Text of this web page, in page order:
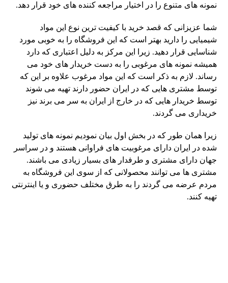
نمونه های متنوع را در اختیار مراجعه کننده های خود قرار دهد.
شما عزیزانی که قصد خرید با کیفیت ترین نوع این مواد
شیمیایی را دارید بهتر است که این فروشگاه را به خوبی مورد
شناسایی قرار دهید. زیرا این مرکز به دلیل اعتباری که دارد
همیشه نمونه های مرغوبی را به دست خریدار های خود می
رساند. لازم به ذکر است که این مواد مرغوب علاوه بر این که
توسط مشتری هایی که در ایران حضور دارند تهیه می شوند
توسط خریدار هایی که در خارج از ایران به سر می برند نیز
خریداری می گردند.
زیرا همان طور که در بخش اول بیان نمودیم نمونه های تولید
شده در ایران دارای مرغوبیت های فراوانی هستند و در سراسر
جهان دارای مشتری و طرفدار های بسیار زیادی می باشند.
مشتری ها می توانند محصولانی که از سوی این فروشگاه به
مردم عرضه می گردند را به طرق مختلف حضوری و یا اینترنتی
تهیه کنند.